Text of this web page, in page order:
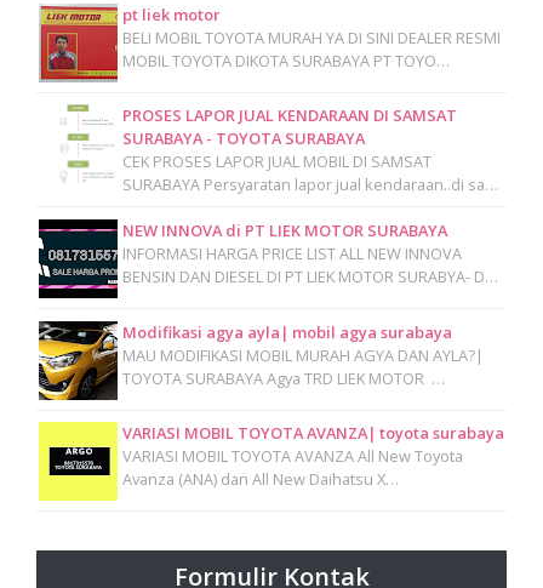
pt liek motor
BELI MOBIL TOYOTA MURAH YA DI SINI DEALER RESMI
MOBIL TOYOTA DIKOTA SURABAYA PT TOYO…
PROSES LAPOR JUAL KENDARAAN DI SAMSAT
SURABAYA - TOYOTA SURABAYA
CEK PROSES LAPOR JUAL MOBIL DI SAMSAT
SURABAYA Persyaratan lapor jual kendaraan..di sa…
NEW INNOVA di PT LIEK MOTOR SURABAYA
INFORMASI HARGA PRICE LIST ALL NEW INNOVA
BENSIN DAN DIESEL DI PT LIEK MOTOR SURABYA- D…
Modifikasi agya ayla| mobil agya surabaya
MAU MODIFIKASI MOBIL MURAH AGYA DAN AYLA?|
TOYOTA SURABAYA Agya TRD LIEK MOTOR …
VARIASI MOBIL TOYOTA AVANZA| toyota surabaya
VARIASI MOBIL TOYOTA AVANZA All New Toyota
Avanza (ANA) dan All New Daihatsu X…
Formulir Kontak